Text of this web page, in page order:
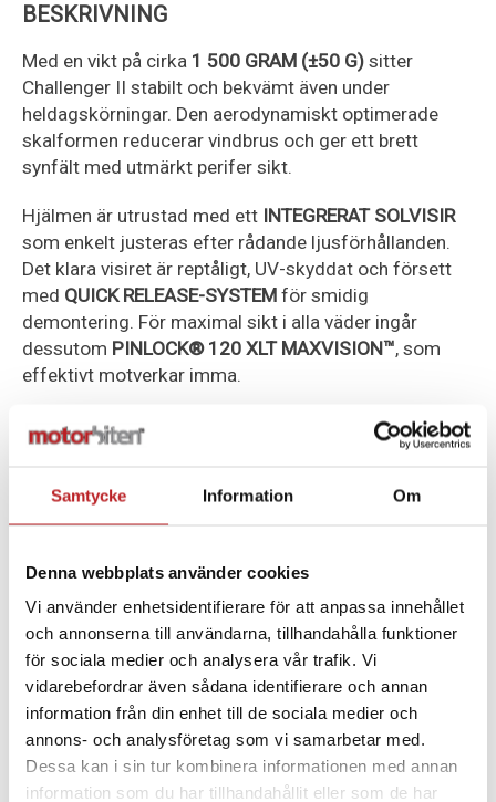
Samtycke Information Om
Denna webbplats använder cookies
Vi använder enhetsidentifierare för att anpassa innehållet
och annonserna till användarna, tillhandahålla funktioner
för sociala medier och analysera vår trafik. Vi
vidarebefordrar även sådana identifierare och annan
information från din enhet till de sociala medier och
annons- och analysföretag som vi samarbetar med.
Dessa kan i sin tur kombinera informationen med annan
information som du har tillhandahållit eller som de har
BESKRIVNING
Med en vikt på cirka 1 500 GRAM (±50 G) sitter
Challenger II stabilt och bekvämt även under
heldagskörningar. Den aerodynamiskt optimerade
skalformen reducerar vindbrus och ger ett brett
synfält med utmärkt perifer sikt.
Hjälmen är utrustad med ett INTEGRERAT SOLVISIR
som enkelt justeras efter rådande ljusförhållanden.
Det klara visiret är reptåligt, UV-skyddat och försett
med QUICK RELEASE-SYSTEM för smidig
demontering. För maximal sikt i alla väder ingår
dessutom PINLOCK® 120 XLT MAXVISION™, som
effektivt motverkar imma.
Säkerheten står i fokus med funktioner som
EMERGENCY RELEASE SYSTEM
för snabb och säker
METALLSPÄNNE
, förstärkt hakrem samt
metallförstärkt säkerhetsplatta. Ventilationssystemet
kanaliserat EPS, vilket ger ett jämnt luftflöde och
minskar värmeuppbyggnad även vid varmare körning.
Invändigt är Challenger II försedd med ett exklusivt
COOLMAX®-FODER som är avtagbart, tvättbart och
snabbtorkande. Materialet är både hypoallergent och
antibakteriellt, vilket säkerställer långvarig fräschör
och komfort. Hjälmen är ävenFÖRBEREDD FÖR LS2
INTERCOM och finns i tre skalstorlekar:2XS–S, M–L